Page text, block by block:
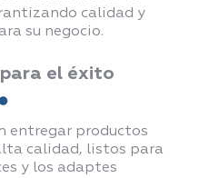
calidad y
su negocio.
el éxito
entregar productos
calidad, listos para
y los adaptes